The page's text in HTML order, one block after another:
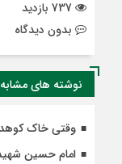
بدون دیدگاه
نوشته های مشابه
وقتی خاک
امام حسین